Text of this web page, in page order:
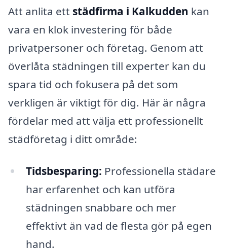
Att anlita ett städfirma i Kalkudden kan
vara en klok investering för både
privatpersoner och företag. Genom att
överlåta städningen till experter kan du
spara tid och fokusera på det som
verkligen är viktigt för dig. Här är några
fördelar med att välja ett professionellt
städföretag i ditt område:
Tidsbesparing: Professionella städare
har erfarenhet och kan utföra
städningen snabbare och mer
effektivt än vad de flesta gör på egen
hand.